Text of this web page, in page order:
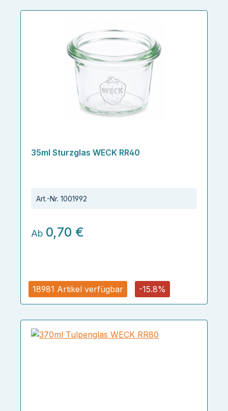
18981 Artikel verfügbar -15.8%
35ml Sturzglas WECK RR40
Art.-Nr. 1001992
Ab 0,70 €